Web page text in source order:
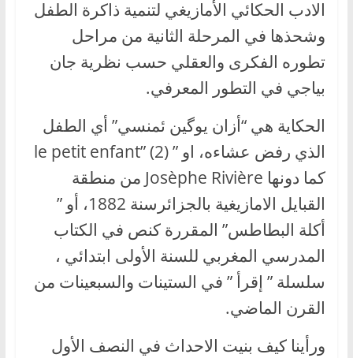
الادب الحكائي الأمازيغي لتنمية ذاكرة الطفل
وشحذها في المرحلة الثانية من مراحل
تطوره الفكرى والعقلي حسب نظرية جان
بياجي في التطور المعرفي.
الحكاية هي “أزان يوگين ئمنسي” أي الطفل
الذي رفض عشاءه، او ” le petit enfant” (2)
كما دونها Josèphe Rivière من منطقة
القبايل الامازيغية بالجزائرسنة 1882، أو ”
أكلة البطاطس” المقررة كنص في الكتاب
المدرسي المغربي للسنة الأولى ابتدائي ،
سلسلة ” إقرأ ” في الستينات والسبعينات من
القرن الماضي.
ورأينا كيف بنيت الاحداث في النصف الأول